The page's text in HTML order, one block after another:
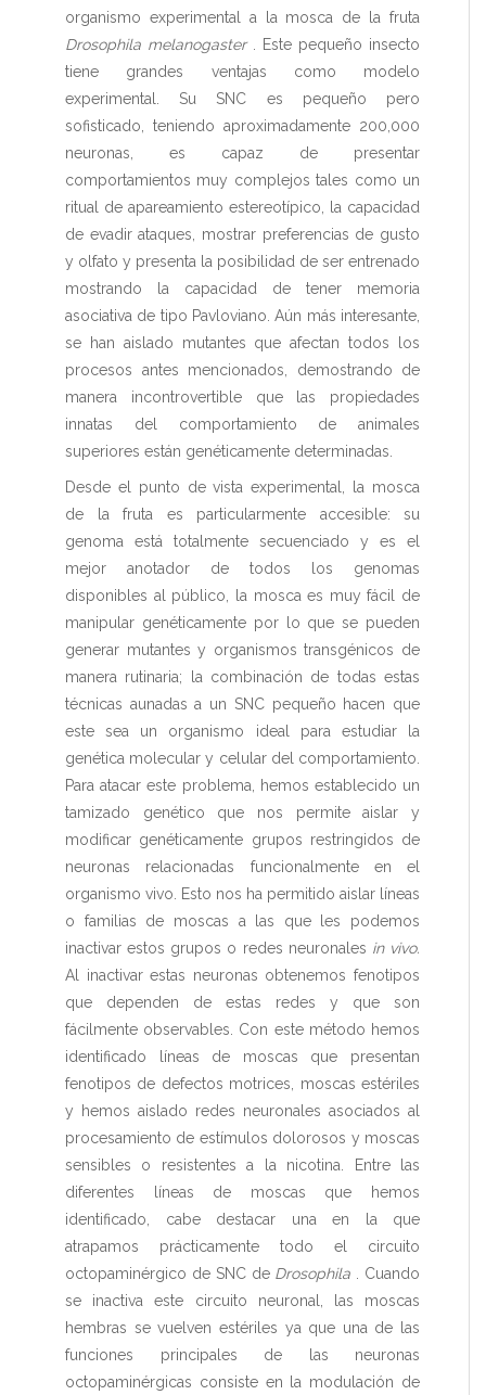
organismo experimental a la mosca de la fruta
Drosophila melanogaster
. Este pequeño insecto
tiene grandes ventajas como modelo
experimental. Su SNC es pequeño pero
sofisticado, teniendo aproximadamente 200,000
neuronas, es capaz de presentar
comportamientos muy complejos tales como un
ritual de apareamiento estereotípico, la capacidad
de evadir ataques, mostrar preferencias de gusto
y olfato y presenta la posibilidad de ser entrenado
mostrando la capacidad de tener memoria
asociativa de tipo Pavloviano. Aún más interesante,
se han aislado mutantes que afectan todos los
procesos antes mencionados, demostrando de
manera incontrovertible que las propiedades
innatas del comportamiento de animales
superiores están genéticamente determinadas.
Desde el punto de vista experimental, la mosca
de la fruta es particularmente accesible: su
genoma está totalmente secuenciado y es el
mejor anotador de todos los genomas
disponibles al público, la mosca es muy fácil de
manipular genéticamente por lo que se pueden
generar mutantes y organismos transgénicos de
manera rutinaria; la combinación de todas estas
técnicas aunadas a un SNC pequeño hacen que
este sea un organismo ideal para estudiar la
genética molecular y celular del comportamiento.
Para atacar este problema, hemos establecido un
tamizado genético que nos permite aislar y
modificar genéticamente grupos restringidos de
neuronas relacionadas funcionalmente en el
organismo vivo. Esto nos ha permitido aislar líneas
o familias de moscas a las que les podemos
inactivar estos grupos o redes neuronales in vivo.
Al inactivar estas neuronas obtenemos fenotipos
que dependen de estas redes y que son
fácilmente observables. Con este método hemos
identificado líneas de moscas que presentan
fenotipos de defectos motrices, moscas estériles
y hemos aislado redes neuronales asociados al
procesamiento de estímulos dolorosos y moscas
sensibles o resistentes a la nicotina. Entre las
diferentes líneas de moscas que hemos
identificado, cabe destacar una en la que
atrapamos prácticamente todo el circuito
octopaminérgico de SNC de Drosophila
. Cuando
se inactiva este circuito neuronal, las moscas
hembras se vuelven estériles ya que una de las
funciones principales de las neuronas
octopaminérgicas consiste en la modulación de